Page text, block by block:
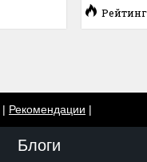
Рейтинг
| Рекомендации |
Блоги